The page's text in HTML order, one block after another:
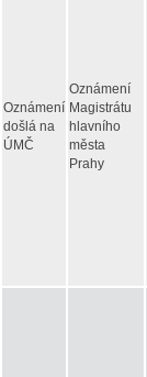
Oznámení
došlá na
ÚMČ
Oznámení
Magistrátu
hlavního
města
Prahy